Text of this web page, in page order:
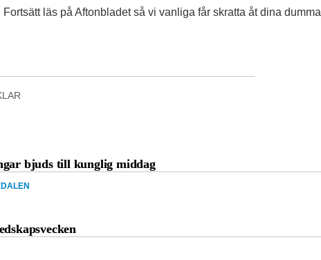
Fortsätt läs på Aftonbladet så vi vanliga får skratta åt dina dumma
bjuds till kunglig middag